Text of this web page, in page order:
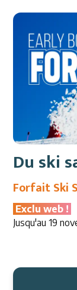
Du ski
Forfait Ski
Exclu web !
Jusqu'au 19